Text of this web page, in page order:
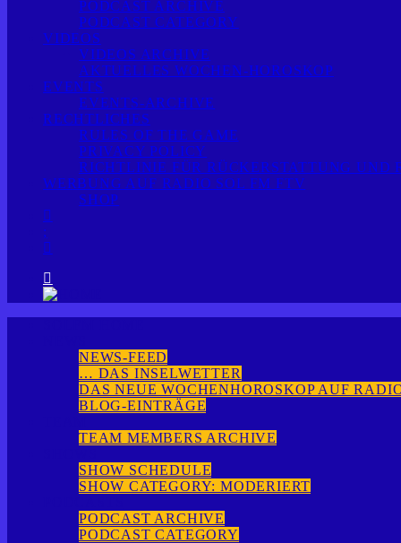
PODCAST ARCHIVE
PODCAST CATEGORY
VIDEOS
VIDEOS ARCHIVE
AKTUELLES WOCHEN-HOROSKOP
EVENTS
EVENTS-ARCHIVE
RECHTLICHES
RULES OF THE GAME
PRIVACY POLICY
RICHTLINIE FÜR RÜCKERSTATTUNG UND
WERBUNG AUF RADIO SOL FM FTV
SHOP
NEWS-FEED
… DAS INSELWETTER
DAS NEUE WOCHENHOROSKOP AUF
BLOG-EINTRÄGE
TEAM MEMBERS ARCHIVE
SHOW SCHEDULE
SHOW CATEGORY: MODERIERT
PODCAST ARCHIVE
PODCAST CATEGORY